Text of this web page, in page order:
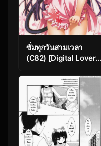
ซั่มทุกวันสามเวลา
(C82) [Digital Lover
D.L.action 69 (Ore no
Imouto ga Konna ni
Kawaii Wake ga Nai)